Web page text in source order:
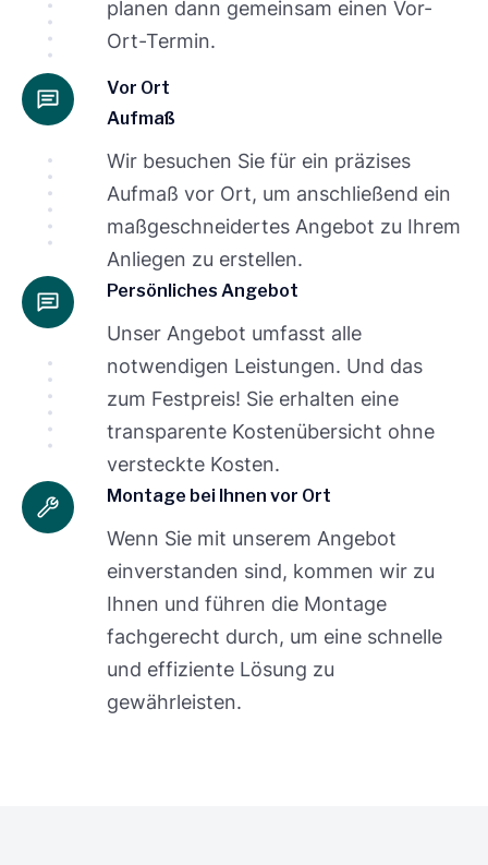
planen dann gemeinsam einen Vor-
Ort-Termin.
Vor Ort
Aufmaß
Wir besuchen Sie für ein präzises
Aufmaß vor Ort, um anschließend ein
maßgeschneidertes Angebot zu Ihrem
Anliegen zu erstellen.
Persönliches Angebot
Unser Angebot umfasst alle
notwendigen Leistungen. Und das
zum Festpreis! Sie erhalten eine
transparente Kostenübersicht ohne
versteckte Kosten.
Montage bei Ihnen vor Ort
Wenn Sie mit unserem Angebot
einverstanden sind, kommen wir zu
Ihnen und führen die Montage
fachgerecht durch, um eine schnelle
und effiziente Lösung zu
gewährleisten.